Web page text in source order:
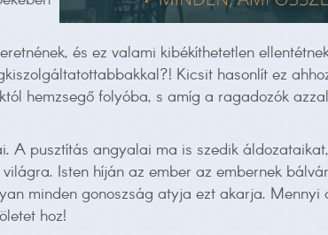
és ez valami kibékíthetetlen
Kicsit hasonlít ez
hemzsegő folyóba, s amíg a ragadozók
A pusztítás angyalai ma is szedik
Isten híján az ember az embernek
minden gonoszság atyja ezt akarja. Mennyi
hoz!